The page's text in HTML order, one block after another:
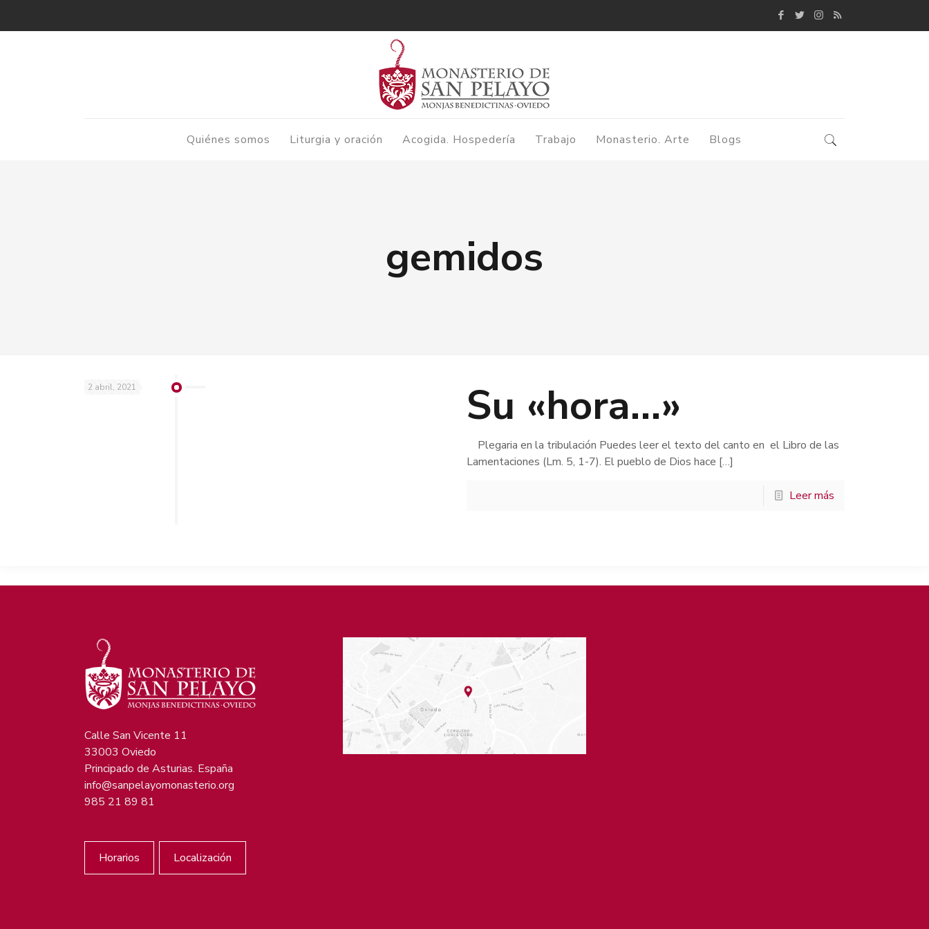
Quiénes somos Liturgia y oración Acogida. Hospedería Trabajo Monasterio. Arte Blogs
gemidos
2 abril, 2021 Su «hora…»
Plegaria en la tribulación Puedes leer el texto del canto en el Libro de las
Lamentaciones (Lm. 5, 1-7). El pueblo de Dios hace […]
Leer más
Calle San Vicente 11
33003 Oviedo
Principado de Asturias. España
info@sanpelayomonasterio.org
985 21 89 81
Horarios Localización